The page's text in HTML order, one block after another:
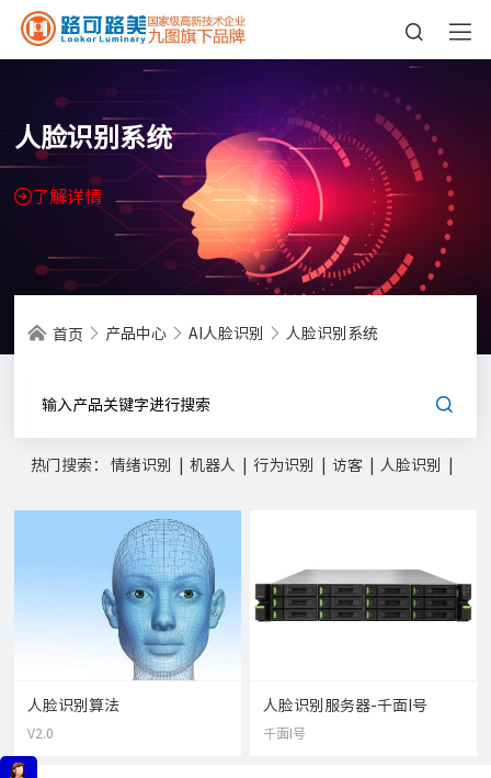
人脸识别系统
了解详情
首页 产品中心 AI人脸识别 人脸识别系统
热门搜索：情绪识别 机器人 行为识别 访客 人脸识别
人脸识别算法
V2.0
人脸识别服务器-千面I号
千面I号